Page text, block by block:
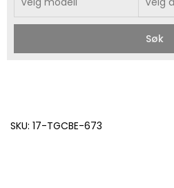
Søk
SKU: 17-TGCBE-673